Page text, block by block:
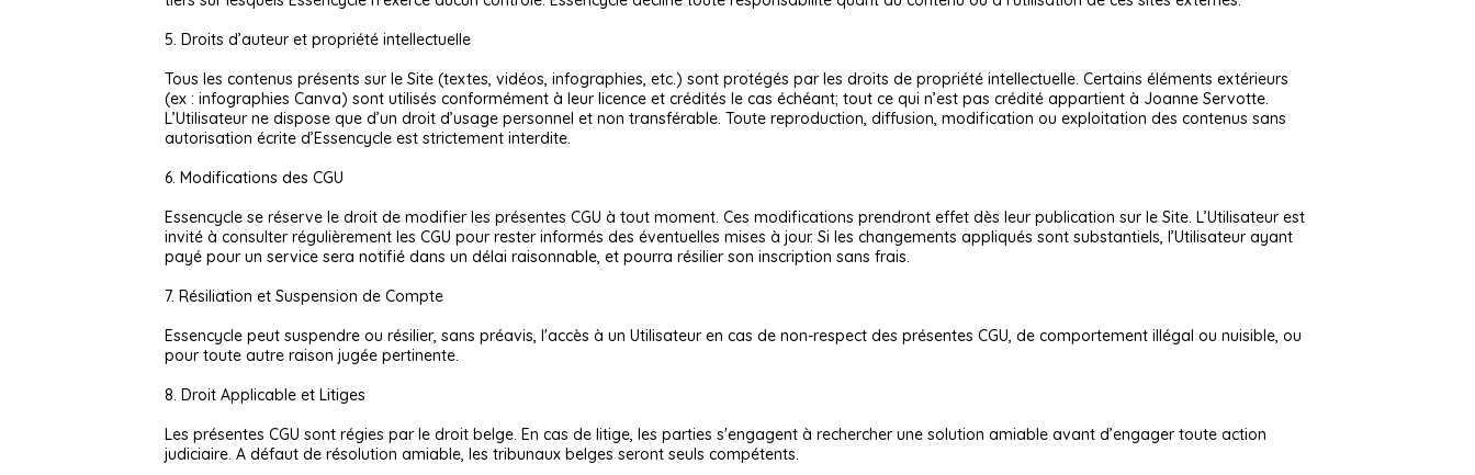
5. Droits d’auteur et propriété intellectuelle
Tous les contenus présents sur le Site (textes, vidéos, infographies, etc.) sont protégés par les droits de propriété intellectuelle. Certains éléments extérieurs
(ex : infographies Canva) sont utilisés conformément à leur licence et crédités le cas échéant; tout ce qui n’est pas crédité appartient à Joanne Servotte.
L’Utilisateur ne dispose que d’un droit d’usage personnel et non transférable. Toute reproduction, diffusion, modification ou exploitation des contenus sans
autorisation écrite d’Essencycle est strictement interdite.
6. Modifications des CGU
Essencycle se réserve le droit de modifier les présentes CGU à tout moment. Ces modifications prendront effet dès leur publication sur le Site. L’Utilisateur est
invité à consulter régulièrement les CGU pour rester informés des éventuelles mises à jour. Si les changements appliqués sont substantiels, l’Utilisateur ayant
payé pour un service sera notifié dans un délai raisonnable, et pourra résilier son inscription sans frais.
7. Résiliation et Suspension de Compte
Essencycle peut suspendre ou résilier, sans préavis, l'accès à un Utilisateur en cas de non-respect des présentes CGU, de comportement illégal ou nuisible, ou
pour toute autre raison jugée pertinente.
8. Droit Applicable et Litiges
Les présentes CGU sont régies par le droit belge. En cas de litige, les parties s'engagent à rechercher une solution amiable avant d’engager toute action
judiciaire. A défaut de résolution amiable, les tribunaux belges seront seuls compétents.